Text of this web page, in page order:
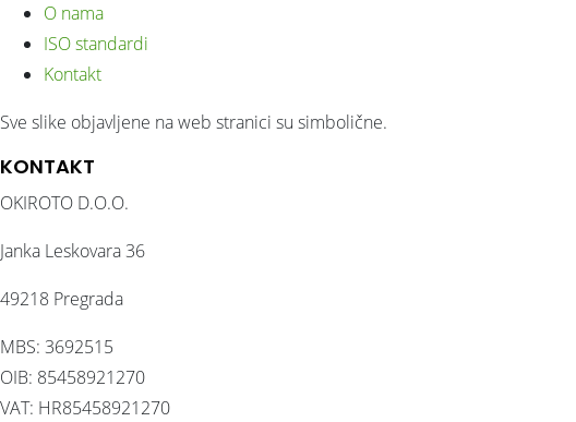
O nama
ISO standardi
Kontakt
Sve slike objavljene na web stranici su simbolične.
KONTAKT
OKIROTO D.O.O.
Janka Leskovara 36
49218 Pregrada
MBS: 3692515
OIB: 85458921270
VAT: HR85458921270